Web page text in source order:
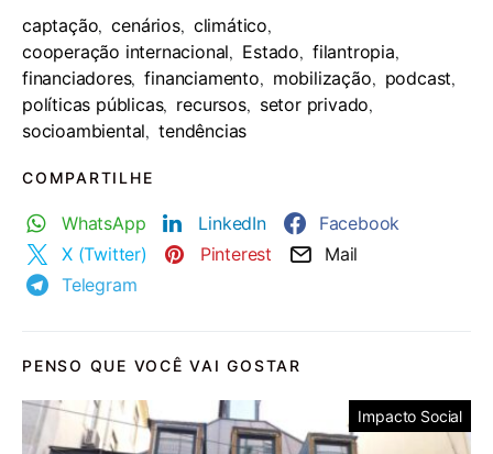
captação, cenários, climático,
cooperação internacional, Estado, filantropia,
financiadores, financiamento, mobilização, podcast,
políticas públicas, recursos, setor privado,
socioambiental, tendências
COMPARTILHE
WhatsApp LinkedIn
Facebook
X (Twitter)
Pinterest
Mail
Telegram
PENSO QUE VOCÊ VAI GOSTAR
Impacto Social